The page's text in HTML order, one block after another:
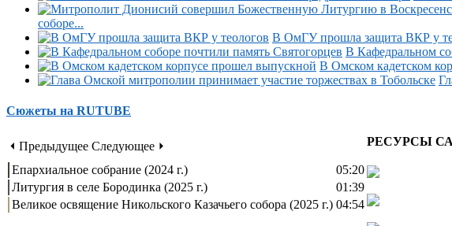
соборе...
В ОмГУ прошла защита ВКР у
В Кафедральном
В Омском кадетском
Сюжеты на RUTUBE
⏴ Предыдущее Следующее ⏵
Епархиальное собрание (2024 г.)
05:20
Литургия в селе Бородинка (2025 г.)
01:39
Великое освящение Никольского Казачьего собора (2025 г.) 04:54
РЕСУРСЫ